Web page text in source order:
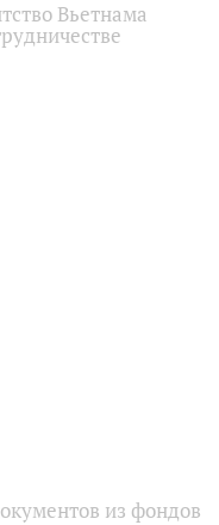
Вьетнама
из фондов